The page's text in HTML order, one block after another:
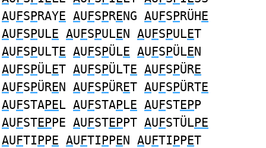
AUFSPRAYE AUFSPRENG AUFSPRÜHE
AUFSPULE AUFSPULEN AUFSPULET
AUFSPULTE AUFSPÜLE AUFSPÜLEN
AUFSPÜLET AUFSPÜLTE AUFSPÜRE
AUFSPÜREN AUFSPÜRET AUFSPÜRTE
AUFSTAPEL AUFSTAPLE AUFSTEPP
AUFSTEPPE AUFSTEPPT AUFSTÜLPE
AUFTIPPE AUFTIPPEN AUFTIPPET